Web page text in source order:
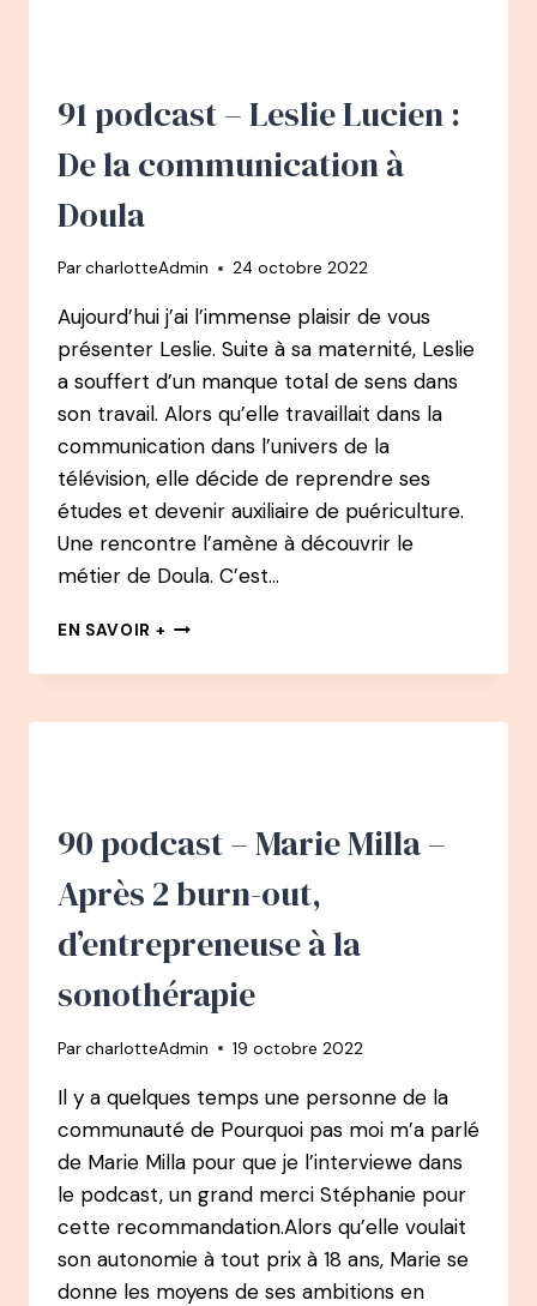
RH
AUTEURE
AYURVÉDA
91 podcast – Leslie Lucien :
De la communication à
Doula
ParcharlotteAdmin 24 octobre 2022
Aujourd’hui j’ai l’immense plaisir de vous
présenter Leslie. Suite à sa maternité, Leslie
a souffert d’un manque total de sens dans
son travail. Alors qu’elle travaillait dans la
communication dans l’univers de la
télévision, elle décide de reprendre ses
études et devenir auxiliaire de puériculture.
Une rencontre l’amène à découvrir le
métier de Doula. C’est…
EN SAVOIR + 91
–
LUCIEN
À
90 podcast – Marie Milla –
Après 2 burn-out,
d’entrepreneuse à la
sonothérapie
ParcharlotteAdmin 19 octobre 2022
Il y a quelques temps une personne de la
communauté de Pourquoi pas moi m’a parlé
de Marie Milla pour que je l’interviewe dans
le podcast, un grand merci Stéphanie pour
cette recommandation.Alors qu’elle voulait
son autonomie à tout prix à 18 ans, Marie se
donne les moyens de ses ambitions en